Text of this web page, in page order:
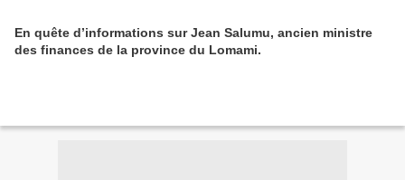
En quête d’informations sur Jean Salumu, ancien ministre
des finances de la province du Lomami.